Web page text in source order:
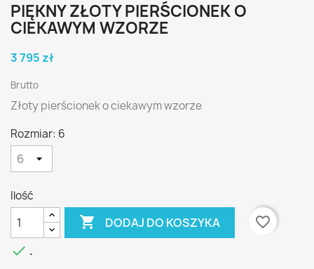
PIĘKNY ZŁOTY PIERŚCIONEK O
CIEKAWYM WZORZE
3 795 zł
Brutto
Złoty pierścionek o ciekawym wzorze
Rozmiar: 6
Ilość
 DODAJ DO KOSZYKA
favorite_border
 .